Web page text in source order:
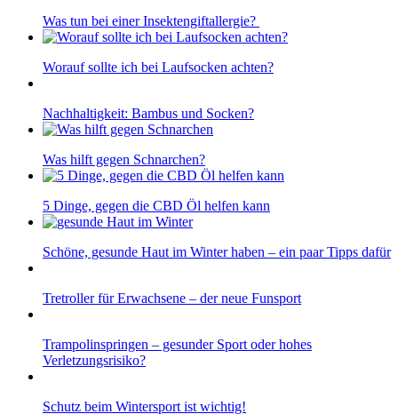
Was tun bei einer Insektengiftallergie?
Worauf sollte ich bei Laufsocken achten?
Nachhaltigkeit: Bambus und Socken?
Was hilft gegen Schnarchen?
5 Dinge, gegen die CBD Öl helfen kann
Schöne, gesunde Haut im Winter haben – ein paar Tipps dafür
Tretroller für Erwachsene – der neue Funsport
Trampolinspringen – gesunder Sport oder hohes
Verletzungsrisiko?
Schutz beim Wintersport ist wichtig!